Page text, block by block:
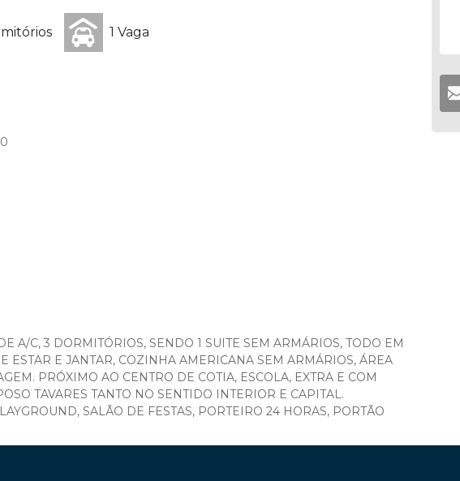
1 Vaga
A/C, 3 DORMITÓRIOS, SENDO 1 SUITE SEM ARMÁRIOS, TODO EM
ESTAR E JANTAR, COZINHA AMERICANA SEM ARMÁRIOS, ÁREA
PRÓXIMO AO CENTRO DE COTIA, ESCOLA, EXTRA E COM
TAVARES TANTO NO SENTIDO INTERIOR E CAPITAL.
SALÃO DE FESTAS, PORTEIRO 24 HORAS, PORTÃO